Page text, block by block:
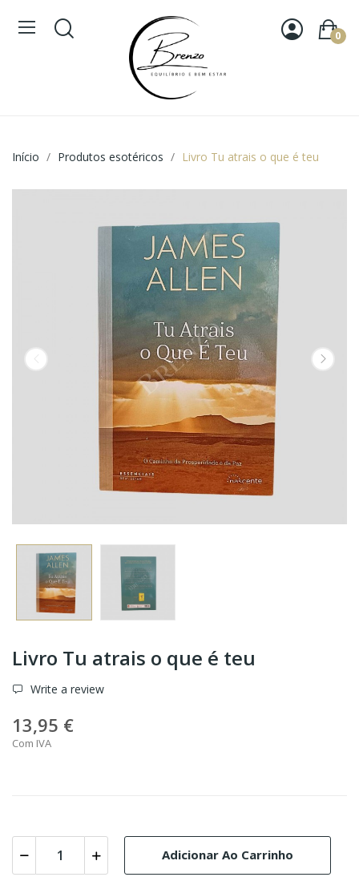
0
Início Produtos esotéricos Livro Tu atrais o que é teu
Livro Tu atrais o que é teu
Write a review
13,95 €
Com IVA
Adicionar Ao Carrinho